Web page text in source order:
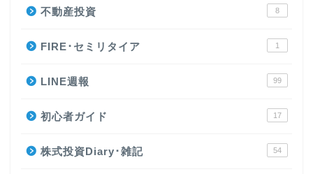
不動産投資 8
FIRE･セミリタイア 1
LINE週報 99
初心者ガイド 17
株式投資Diary･雑記 54